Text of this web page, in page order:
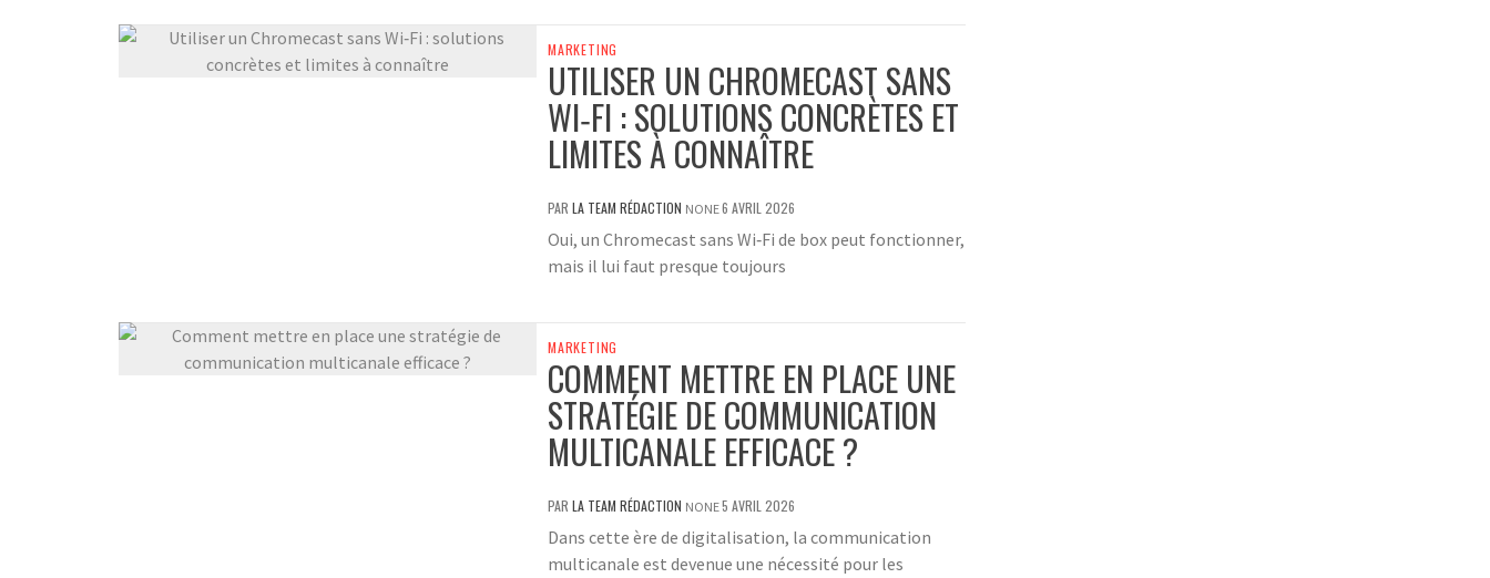
MARKETING
UTILISER UN CHROMECAST SANS
WI‑FI : SOLUTIONS CONCRÈTES ET
LIMITES À CONNAÎTRE
PAR LA TEAM RÉDACTION NONE6 AVRIL 2026
Oui, un Chromecast sans Wi‑Fi de box peut fonctionner,
mais il lui faut presque toujours
MARKETING
COMMENT METTRE EN PLACE UNE
STRATÉGIE DE COMMUNICATION
MULTICANALE EFFICACE ?
PAR LA TEAM RÉDACTION NONE5 AVRIL 2026
Dans cette ère de digitalisation, la communication
multicanale est devenue une nécessité pour les